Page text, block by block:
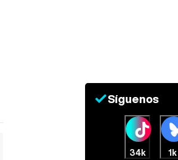
Síguenos
34k 1k